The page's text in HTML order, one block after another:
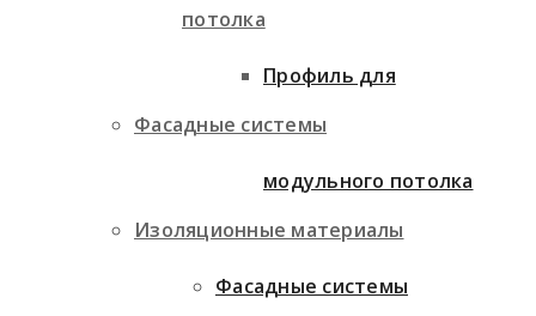
потолка
Фасадные системы
Изоляционные материалы
Профиль для
модульного потолка
Фасадные системы